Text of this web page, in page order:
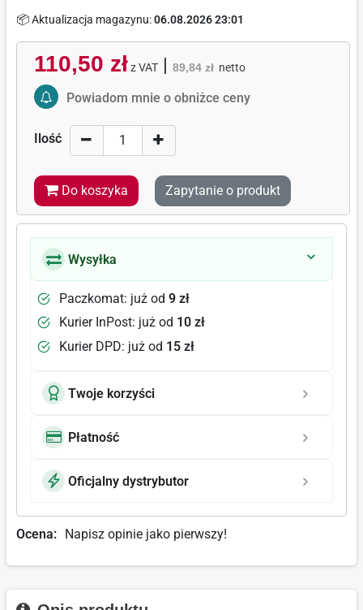
📦 Aktualizacja magazynu:06.08.2026 23:01
110,50 zł z VAT| 89,84 zł netto
Activate Price Alert
Powiadom mnie o obniżce ceny
Ilość
Do koszyka Zapytanie o produkt
Wysyłka
Paczkomat: już od 9 zł
Kurier InPost: już od 10 zł
Kurier DPD: już od 15 zł
Twoje korzyści
Płatność
Oficjalny dystrybutor
Ocena: Napisz opinie jako pierwszy!